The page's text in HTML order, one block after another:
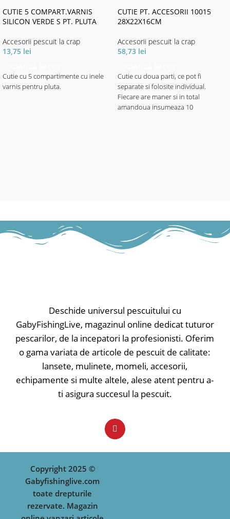
CUTIE 5 COMPART.VARNIS
SILICON VERDE S PT. PLUTA
Accesorii pescuit la crap
13,75 lei
Cutie cu 5 compartimente cu inele
varnis pentru pluta.
CUTIE PT. ACCESORII 10015
28X22X16CM
Accesorii pescuit la crap
58,73 lei
Cutie cu doua parti, ce pot fi
separate si folosite individual.
Fiecare are maner si in total
amandoua insumeaza 10
Deschide universul pescuitului cu
GabyFishingLive, magazinul online dedicat tuturor
pescarilor, de la incepatori la profesionisti. Oferim
o gama variata de articole de pescuit de calitate:
lansete, mulinete, momeli, accesorii,
echipamente si multe altele, alese atent pentru a-
ti asigura succesul la pescuit.
Copyright 2025 ©
Gabyfishinglive.com
toate drepturile
rezervate. Magazin